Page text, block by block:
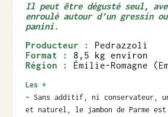
Il peut être dégusté seul,
enroulé autour d’un gressin
panini.
Producteur :
Pedrazzoli
Format :
8,5 kg environ
Région :
Émilie-Romagne
Les +
– Sans additif, ni conservateur,
et naturel, le jambon de Parme est